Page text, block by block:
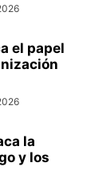
el papel
la
y los